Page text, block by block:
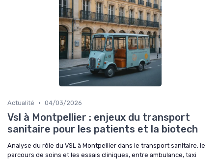
Actualité • 04/03/2026
Vsl à Montpellier : enjeux du transport
sanitaire pour les patients et la biotech
Analyse du rôle du VSL à Montpellier dans le transport sanitaire, le
parcours de soins et les essais cliniques, entre ambulance, taxi